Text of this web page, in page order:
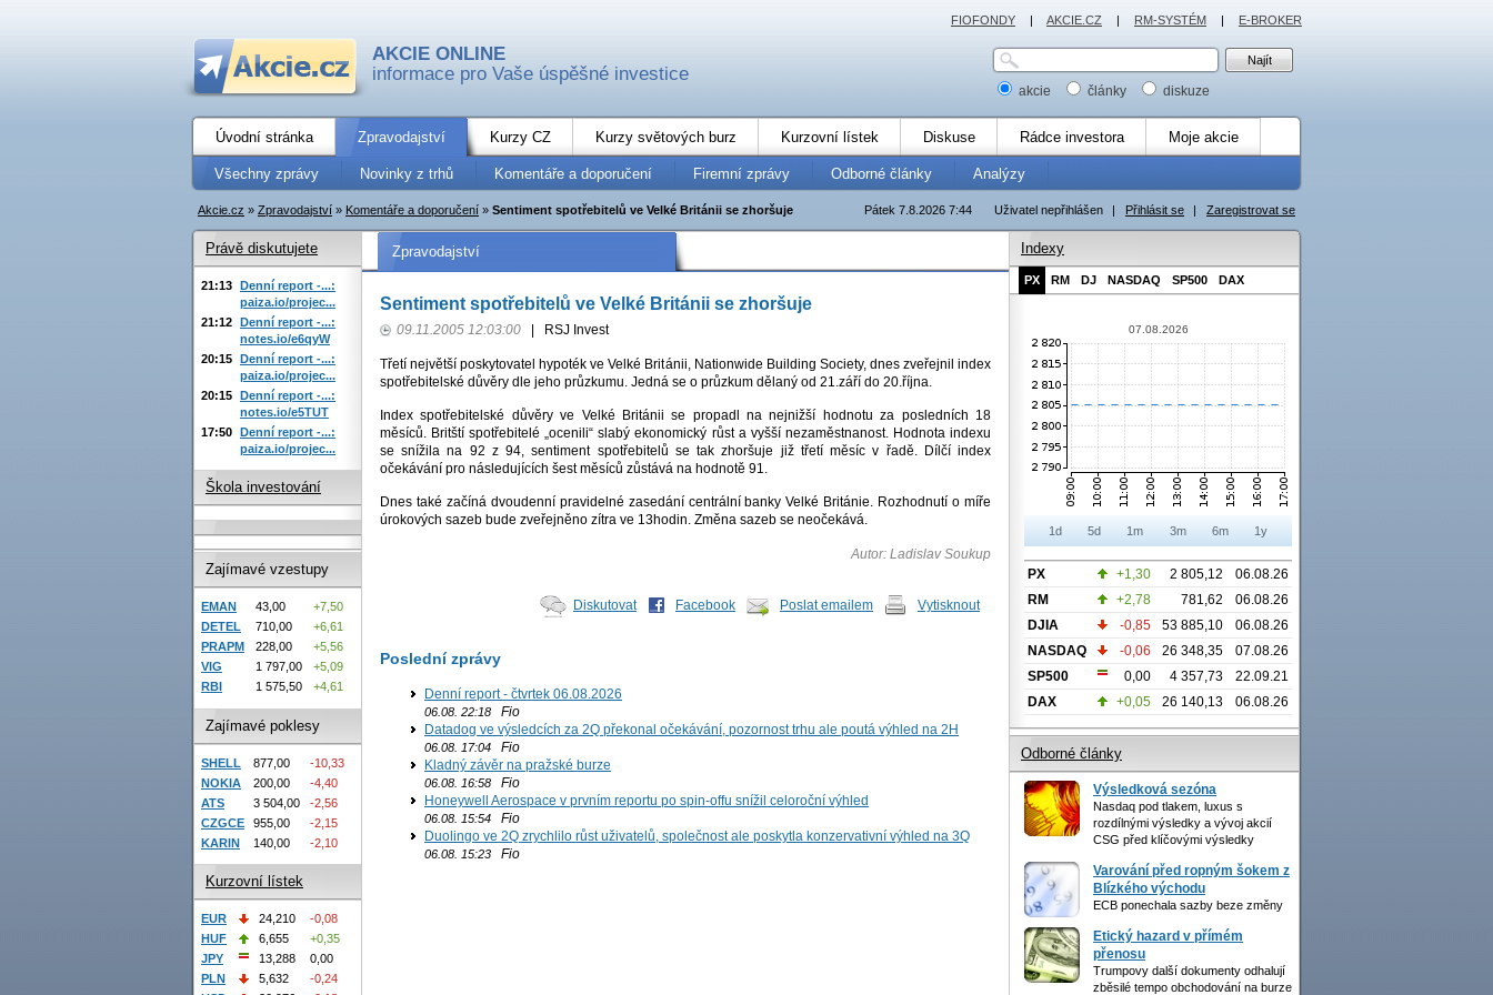
AKCIE ONLINE
informace pro Vaše úspěšné investice
akcie články diskuze
Úvodní stránka Zpravodajství Kurzy CZ Kurzy světových burz Kurzovní lístek Diskuse Rádce investora Moje akcie
Všechny zprávy Novinky z trhů Komentáře a doporučení Firemní zprávy Odborné články Analýzy
Uživatel nepřihlášen | Přihlásit se | Zaregistrovat se
Pátek 7.8.2026 7:44
Akcie.cz » Zpravodajství » Komentáře a doporučení » Sentiment spotřebitelů ve Velké Británii se zhoršuje
Zpravodajství
Sentiment spotřebitelů ve Velké Británii se zhoršuje
09.11.2005 12:03:00 RSJ Invest
Třetí největší poskytovatel hypoték ve Velké Británii, Nationwide Building Society, dnes zveřejnil index
spotřebitelské důvěry dle jeho průzkumu. Jedná se o průzkum dělaný od 21.září do 20.října.
Index spotřebitelské důvěry ve Velké Británii se propadl na nejnižší hodnotu za posledních 18
měsíců. Britští spotřebitelé „ocenili“ slabý ekonomický růst a vyšší nezaměstnanost. Hodnota indexu
se snížila na 92 z 94, sentiment spotřebitelů se tak zhoršuje již třetí měsíc v řadě. Dílčí index
očekávání pro následujících šest měsíců zůstává na hodnotě 91.
Dnes také začíná dvoudenní pravidelné zasedání centrální banky Velké Británie. Rozhodnutí o míře
úrokových sazeb bude zveřejněno zítra ve 13hodin. Změna sazeb se neočekává.
Autor: Ladislav Soukup
Diskutovat Facebook Poslat emailem Vytisknout
Poslední zprávy
Denní report - čtvrtek 06.08.2026
06.08. 22:18 Fio
Datadog ve výsledcích za 2Q překonal očekávání, pozornost trhu ale poutá výhled na 2H
06.08. 17:04 Fio
Kladný závěr na pražské burze
06.08. 16:58 Fio
Honeywell Aerospace v prvním reportu po spin-offu snížil celoroční výhled
06.08. 15:54 Fio
Duolingo ve 2Q zrychlilo růst uživatelů, společnost ale poskytla konzervativní výhled na 3Q
06.08. 15:23 Fio
Právě diskutujete
21:13 Denní report -...:
paiza.io/projec...
21:12 Denní report -...:
notes.io/e6qyW
20:15 Denní report -...:
paiza.io/projec...
20:15 Denní report -...:
notes.io/e5TUT
17:50 Denní report -...:
paiza.io/projec...
Škola investování
Zajímavé vzestupy
EMAN 43,00
+7,50
DETEL
710,00
+6,61
PRAPM
228,00
+5,56
VIG
1 797,00
+5,09
RBI
1 575,50 +4,61
Zajímavé poklesy
SHELL 877,00
-10,33
NOKIA
200,00
-4,40
ATS
3 504,00
-2,56
CZGCE
955,00
-2,15
KARIN
140,00 -2,10
Kurzovní lístek
EUR 24,210
-0,08
HUF
6,655
+0,35
JPY
13,288
0,00
PLN
5,632
-0,24
Indexy
PX RM DJ NASDAQ SP500 DAX
07.08.2026
1d 5d 1m 3m 6m 1y
PX +1,30 2 805,12
06.08.26
RM
+2,78 781,62
06.08.26
DJIA
-0,85 53 885,10
06.08.26
NASDAQ
-0,06 26 348,35
07.08.26
SP500
0,00 4 357,73
22.09.21
DAX
+0,05 26 140,13 06.08.26
Odborné články
Výsledková sezóna
Nasdaq pod tlakem, luxus s
rozdílnými výsledky a vývoj akcií
CSG před klíčovými výsledky
Varování před ropným šokem z
Blízkého východu
ECB ponechala sazby beze změny
Etický hazard v přímém
přenosu
Trumpovy další dokumenty odhalují
zběsilé tempo obchodování na burze
FIOFONDY | AKCIE.CZ | RM-SYSTÉM | E-BROKER